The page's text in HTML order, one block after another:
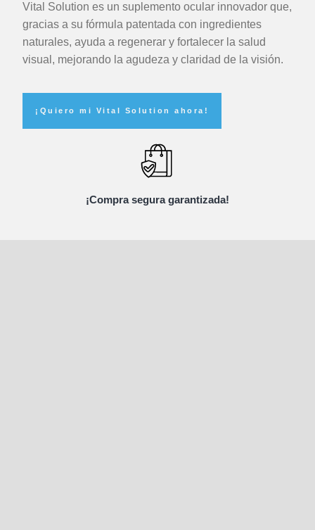
Vital Solution es un suplemento ocular innovador que,
gracias a su fórmula patentada con ingredientes
naturales, ayuda a regenerar y fortalecer la salud
visual, mejorando la agudeza y claridad de la visión.
¡Quiero mi Vital Solution ahora!
¡Compra segura garantizada!